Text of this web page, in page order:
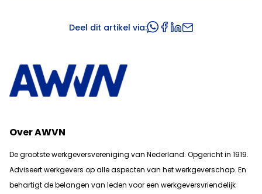
Deel dit artikel via:
Over AWVN
De grootste werkgeversvereniging van Nederland. Opgericht in 1919.
Adviseert werkgevers op alle aspecten van het werkgeverschap. En
behartigt de belangen van leden voor een werkgeversvriendelijk